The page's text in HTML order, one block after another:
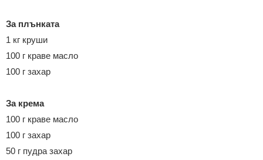
За плънката
1 кг круши
100 г краве масло
100 г захар
За крема
100 г краве масло
100 г захар
50 г пудра захар